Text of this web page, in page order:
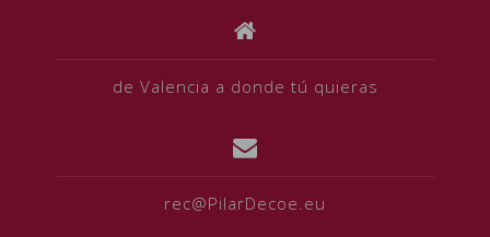
de Valencia a donde tú quieras
rec@PilarDecoe.eu